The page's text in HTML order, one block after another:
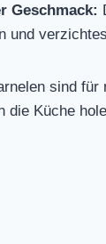
Geschmack:
und
sind
die Küche